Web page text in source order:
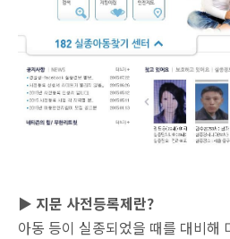
▶ 지문 사전등록제란?
아동 등이 실종되었을 때를 대비해